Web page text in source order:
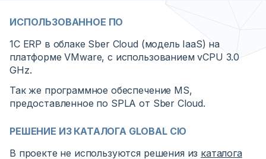
ИСПОЛЬЗОВАННОЕ ПО
1С ERP в облаке Sber Cloud (модель IaaS) на
платформе VMware, с использованием vCPU 3.0
GHz.
Так же программное обеспечение MS,
предоставленное по SPLA от Sber Cloud.
РЕШЕНИЕ ИЗ КАТАЛОГА GLOBAL CIO
В проекте не используются решения из каталога